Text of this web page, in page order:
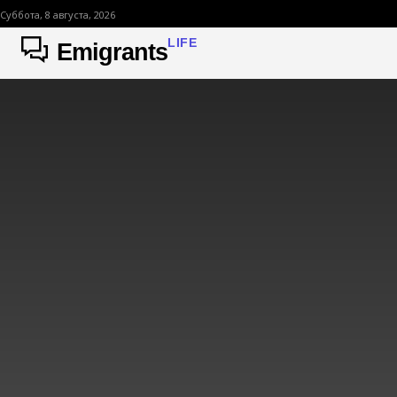
Суббота, 8 августа, 2026
EmigrantsLIFE